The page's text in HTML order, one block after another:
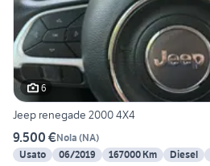
6
Jeep renegade 2000 4X4
9.500 €Nola (NA)
Usato
06/2019 167000 Km Diesel